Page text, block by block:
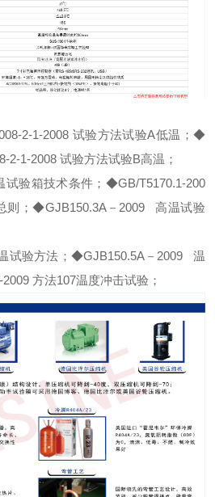
2-1-2008 试验方法试验A低温；◆
2-1-2008 试验方法试验B高温；
试验箱技术条件；◆GB/T5170.1-200
则；◆GJB150.3A－2009 高温试验
试验方法；◆GJB150.5A－2009 温
方法107温度冲击试验；